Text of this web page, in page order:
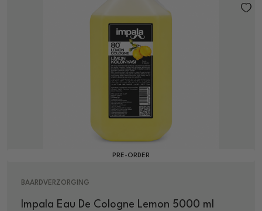
PRE-ORDER
BAARDVERZORGING
Impala Eau De Cologne Lemon 5000 ml